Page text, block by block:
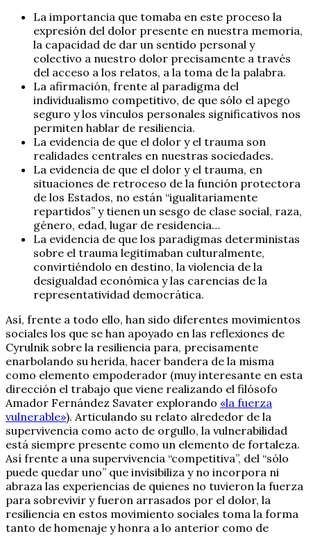
La importancia que tomaba en este proceso la
expresión del dolor presente en nuestra memoria,
la capacidad de dar un sentido personal y
colectivo a nuestro dolor precisamente a través
del acceso a los relatos, a la toma de la palabra.
La afirmación, frente al paradigma del
individualismo competitivo, de que sólo el apego
seguro y los vínculos personales significativos nos
permiten hablar de resiliencia.
La evidencia de que el dolor y el trauma son
realidades centrales en nuestras sociedades.
La evidencia de que el dolor y el trauma, en
situaciones de retroceso de la función protectora
de los Estados, no están “igualitariamente
repartidos” y tienen un sesgo de clase social, raza,
género, edad, lugar de residencia…
La evidencia de que los paradigmas deterministas
sobre el trauma legitimaban culturalmente,
convirtiéndolo en destino, la violencia de la
desigualdad económica y las carencias de la
representatividad democrática.
Así, frente a todo ello, han sido diferentes movimientos
sociales los que se han apoyado en las reflexiones de
Cyrulnik sobre la resiliencia para, precisamente
enarbolando su herida, hacer bandera de la misma
como elemento empoderador (muy interesante en esta
dirección el trabajo que viene realizando el filósofo
Amador Fernández Savater explorando «la fuerza
vulnerable»). Articulando su relato alrededor de la
supervivencia como acto de orgullo, la vulnerabilidad
está siempre presente como un elemento de fortaleza.
Así frente a una supervivencia “competitiva”, del “sólo
puede quedar uno” que invisibiliza y no incorpora ni
abraza las experiencias de quienes no tuvieron la fuerza
para sobrevivir y fueron arrasados por el dolor, la
resiliencia en estos movimiento sociales toma la forma
tanto de homenaje y honra a lo anterior como de